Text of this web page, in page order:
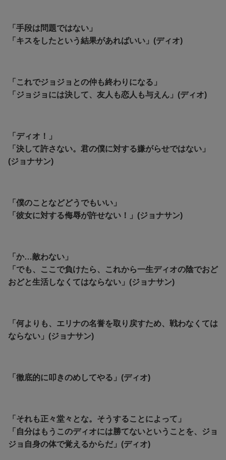
「手段は問題ではない」
「キスをしたという結果があればいい」(ディオ)
「これでジョジョとの仲も終わりになる」
「ジョジョには決して、友人も恋人も与えん」(ディオ)
「ディオ！」
「決して許さない。君の僕に対する嫌がらせではない」
(ジョナサン)
「僕のことなどどうでもいい」
「彼女に対する侮辱が許せない！」(ジョナサン)
「か…敵わない」
「でも、ここで負けたら、これから一生ディオの陰でおど
おどと生活しなくてはならない」(ジョナサン)
「何よりも、エリナの名誉を取り戻すため、戦わなくては
ならない」(ジョナサン)
「徹底的に叩きのめしてやる」(ディオ)
「それも正々堂々とな。 そうすることによって」
「自分はもうこのディオには勝てないということを、
ジョ
ジョ自身の体で覚えるからだ」(ディオ)